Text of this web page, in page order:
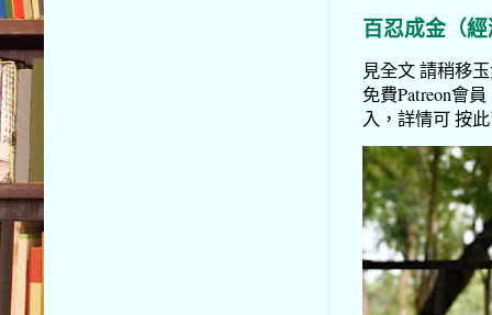
百忍成金（
見全文 請稍移
免費Patreon會
入，詳情可 按